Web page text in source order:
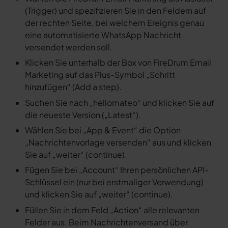
(Trigger) und spezifizieren Sie in den Feldern auf
der rechten Seite, bei welchem Ereignis genau
eine automatisierte WhatsApp Nachricht
versendet werden soll.
Klicken Sie unterhalb der Box von FireDrum Email
Marketing auf das Plus-Symbol „Schritt
hinzufügen“ (Add a step).
Suchen Sie nach „hellomateo“ und klicken Sie auf
die neueste Version („Latest“).
Wählen Sie bei „App & Event“ die Option
„Nachrichtenvorlage versenden“ aus und klicken
Sie auf „weiter“ (continue).
Fügen Sie bei „Account“ Ihren persönlichen API-
Schlüssel ein (nur bei erstmaliger Verwendung)
und klicken Sie auf „weiter“ (continue).
Füllen Sie in dem Feld „Action“ alle relevanten
Felder aus. Beim Nachrichtenversand über